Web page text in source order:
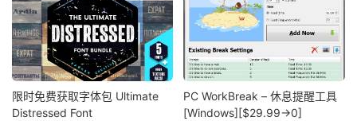
限时免费获取字体包 Ultimate
Distressed Font
PC WorkBreak – 休息提醒工具
[Windows][$29.99→0]